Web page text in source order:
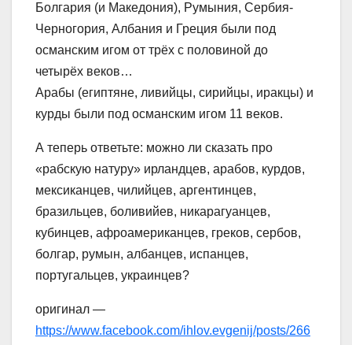
Болгария (и Македония), Румыния, Сербия-
Черногория, Албания и Греция были под
османским игом от трёх с половиной до
четырёх веков…
Арабы (египтяне, ливийцы, сирийцы, иракцы) и
курды были под османским игом 11 веков.
А теперь ответьте: можно ли сказать про
«рабскую натуру» ирландцев, арабов, курдов,
мексиканцев, чилийцев, аргентинцев,
бразильцев, боливийев, никарагуанцев,
кубинцев, афроамериканцев, греков, сербов,
болгар, румын, албанцев, испанцев,
португальцев, украинцев?
оригинал —
https://www.facebook.com/ihlov.evgenij/posts/266